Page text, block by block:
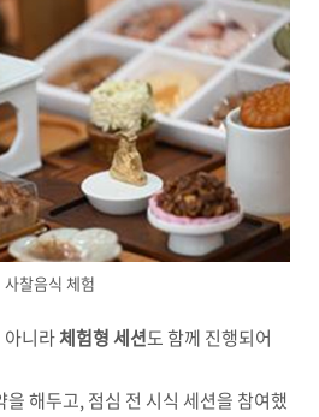
사찰음식 체험
아니라체험형 세션도 함께 진행되어
해두고, 점심 전 시식 세션을 참여했